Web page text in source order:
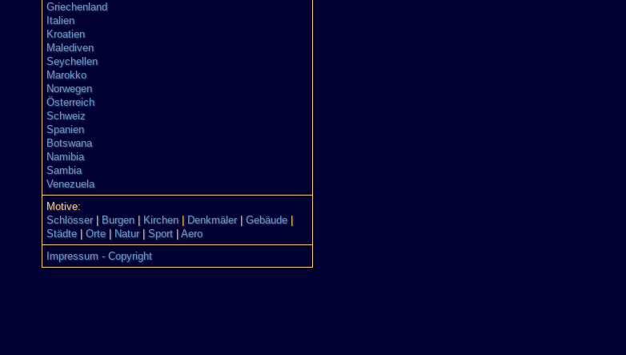
Griechenland
Italien
Kroatien
Malediven
Seychellen
Marokko
Norwegen
Österreich
Schweiz
Spanien
Botswana
Namibia
Sambia
Venezuela
Motive:
Schlösser| Burgen| Kirchen| Denkmäler| Gebäude|
Städte| Orte| Natur| Sport| Aero
Impressum - Copyright